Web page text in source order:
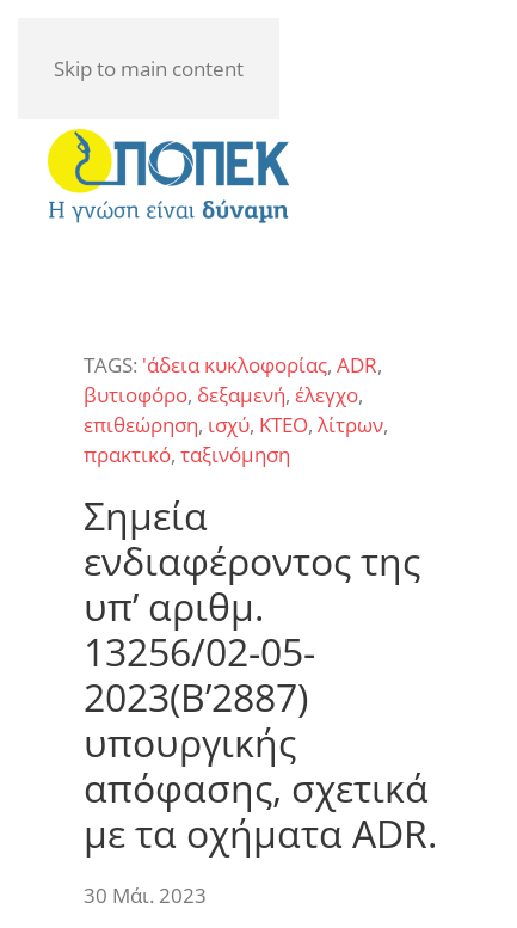
Skip to main content
TAGS: 'άδεια κυκλοφορίας, ADR,
βυτιοφόρο, δεξαμενή, έλεγχο,
επιθεώρηση, ισχύ, ΚΤΕΟ, λίτρων,
πρακτικό, ταξινόμηση
Σημεία
ενδιαφέροντος της
υπ’ αριθμ.
13256/02-05-
2023(Β’2887)
υπουργικής
απόφασης, σχετικά
με τα οχήματα ADR.
30 Μάι. 2023